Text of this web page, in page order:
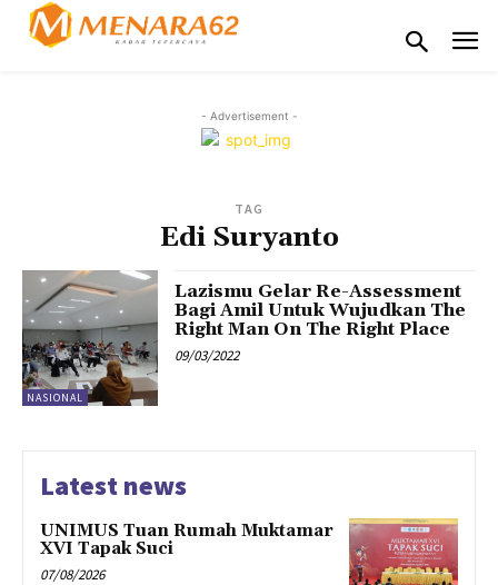
- Advertisement -
TAG
Edi Suryanto
NASIONAL
Lazismu Gelar Re-Assessment
Bagi Amil Untuk Wujudkan The
Right Man On The Right Place
09/03/2022
Latest news
UNIMUS Tuan Rumah Muktamar
XVI Tapak Suci
07/08/2026